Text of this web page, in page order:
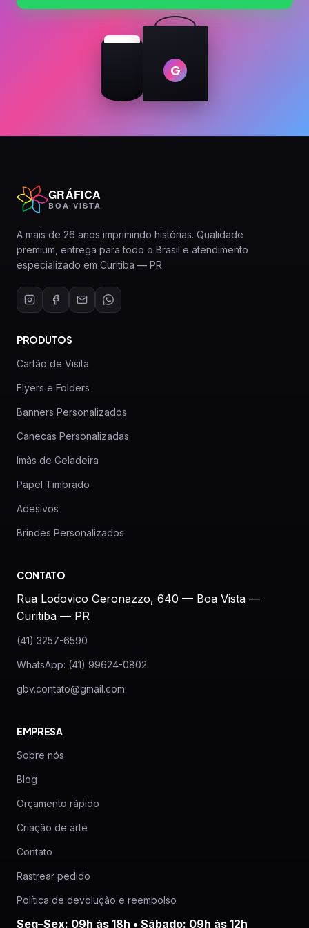
G
GRÁFICA
BOA VISTA
A mais de 26 anos imprimindo histórias. Qualidade
premium, entrega para todo o Brasil e atendimento
especializado em Curitiba — PR.
PRODUTOS
Cartão de Visita
Flyers e Folders
Banners Personalizados
Canecas Personalizadas
Imãs de Geladeira
Papel Timbrado
Adesivos
Brindes Personalizados
CONTATO
Rua Lodovico Geronazzo, 640 — Boa Vista —
Curitiba — PR
(41) 3257-6590
WhatsApp: (41) 99624-0802
gbv.contato@gmail.com
EMPRESA
Sobre nós
Blog
Orçamento rápido
Criação de arte
Contato
Rastrear pedido
Política de devolução e reembolso
Seg–Sex: 09h às 18h • Sábado: 09h às 12h